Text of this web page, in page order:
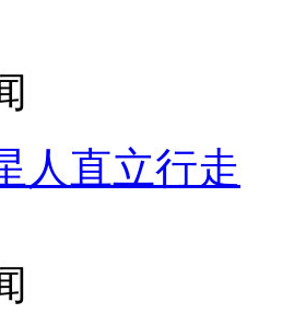
人直立行走